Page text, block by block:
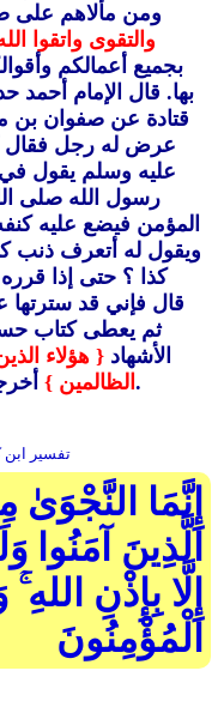
ومن مألاهم على
والتقوى واتقوا
بجميع أعمالكم
بها. قال الإمام أحمد
قتادة عن صفوان بن
عرض له رجل فقال
عليه وسلم يقول
رسول الله صلى
المؤمن فيضع عليه
ويقول له أتعرف ذنب
كذا ؟ حتى إذا
قال فإني قد سترتها
ثم يعطى كتاب
الأشهاد { هؤلاء
الظالمين } أخرجاه في الصحيحين من حديث قتادة.
تفسير ابن
إِنَّمَا
الَّذِينَ
إِلَّا بِإِذْنِ
الْمُؤْمِنُونَ